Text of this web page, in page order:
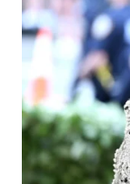
INFRASTRUKTUR
WAHANA
KONSUMEN
WAHANA
LISTRIK